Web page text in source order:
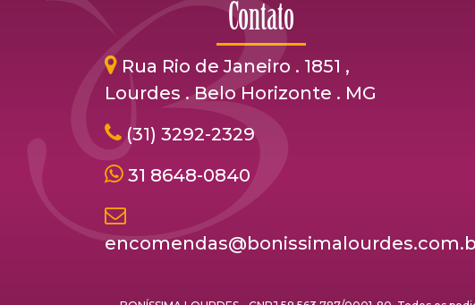
Contato
Rua Rio de Janeiro . 1851 ,
Lourdes . Belo Horizonte . MG
(31) 3292-2329
31 8648-0840